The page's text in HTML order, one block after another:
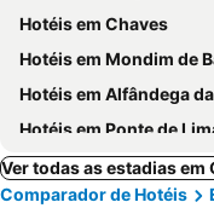
Hotéis em Chaves
Hotéis em Mondim de
Hotéis em Alfândega da
Hotéis em Ponte de
Ver todas as estadias em
Comparador de Hotéis